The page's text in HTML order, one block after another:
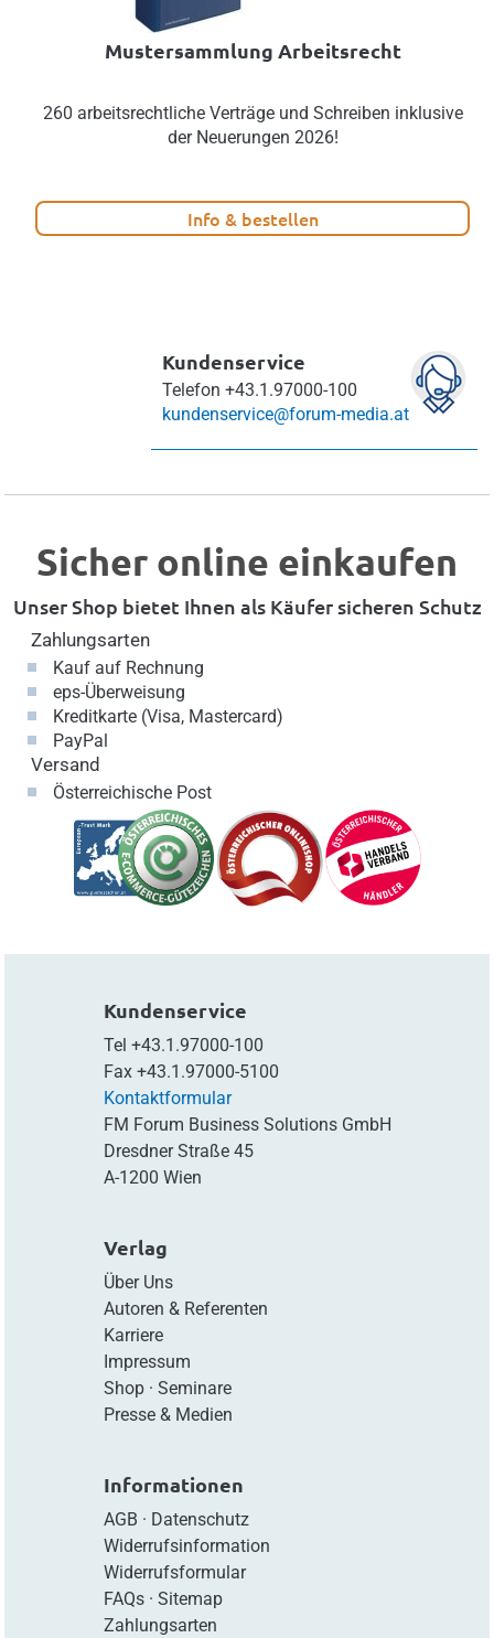
Mustersammlung Arbeitsrecht
260 arbeitsrechtliche Verträge und Schreiben inklusive
der Neuerungen 2026!
Info & bestellen
Kundenservice
Telefon +43.1.97000-100
kundenservice@forum-media.at
Sicher online einkaufen
Unser Shop bietet Ihnen als Käufer sicheren Schutz
Zahlungsarten
Kauf auf Rechnung
eps-Überweisung
Kreditkarte (Visa, Mastercard)
PayPal
Versand
Österreichische Post
Kundenservice
Tel +43.1.97000-100
Fax +43.1.97000-5100
Kontaktformular
FM Forum Business Solutions GmbH
Dresdner Straße 45
A-1200 Wien
Verlag
Über Uns
Autoren & Referenten
Karriere
Impressum
Shop· Seminare
Presse & Medien
Informationen
AGB · Datenschutz
Widerrufsinformation
Widerrufsformular
FAQs· Sitemap
Zahlungsarten